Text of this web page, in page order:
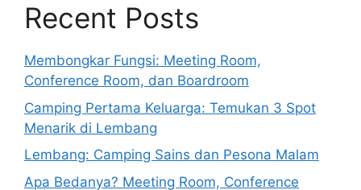
Recent Posts
Membongkar Fungsi: Meeting Room,
Conference Room, dan Boardroom
Camping Pertama Keluarga: Temukan 3 Spot
Menarik di Lembang
Lembang: Camping Sains dan Pesona Malam
Apa Bedanya? Meeting Room, Conference